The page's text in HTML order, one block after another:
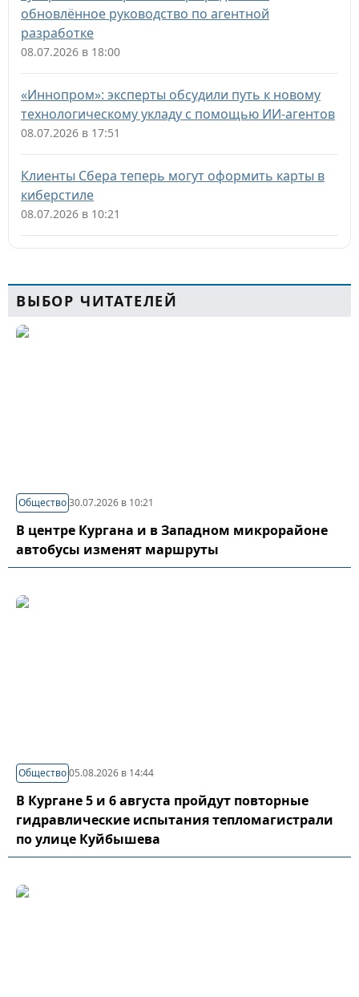
обновлённое руководство по агентной
разработке
08.07.2026 в 18:00
«Иннопром»: эксперты обсудили путь к новому
технологическому укладу с помощью ИИ-агентов
08.07.2026 в 17:51
Клиенты Сбера теперь могут оформить карты в
киберстиле
08.07.2026 в 10:21
ВЫБОР ЧИТАТЕЛЕЙ
Общество30.07.2026 в 10:21
В центре Кургана и в Западном микрорайоне
автобусы изменят маршруты
Общество05.08.2026 в 14:44
В Кургане 5 и 6 августа пройдут повторные
гидравлические испытания тепломагистрали
по улице Куйбышева